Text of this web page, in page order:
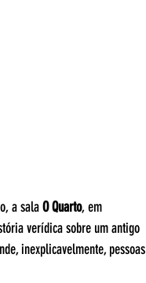
a sala O Quarto, em
verídica sobre um antigo
inexplicavelmente, pessoas